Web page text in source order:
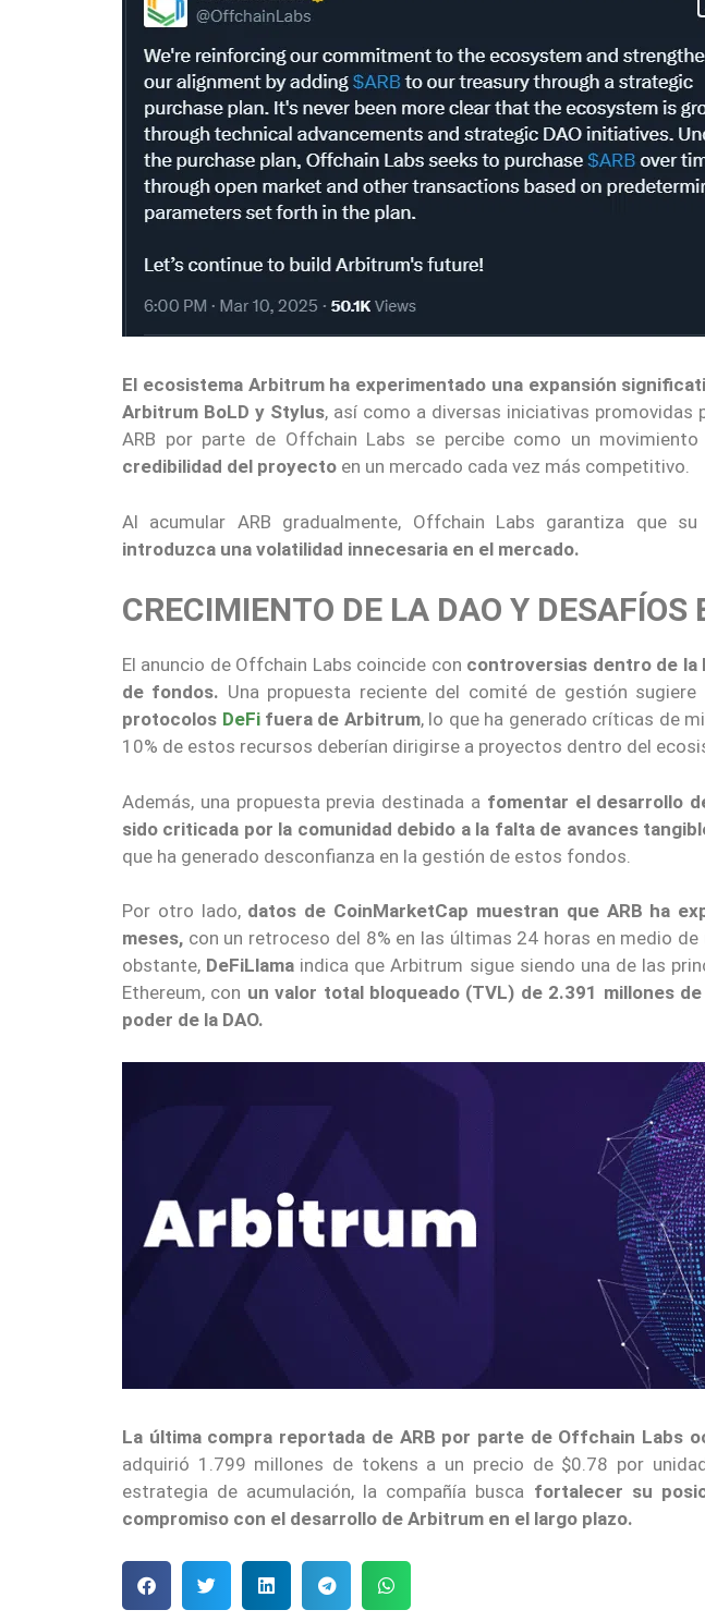
El ecosistema Arbitrum ha experimentado una expansión
Arbitrum BoLD y Stylus, así como a diversas iniciativas promovidas
ARB por parte de Offchain Labs se percibe como un
credibilidad del proyecto en un mercado cada vez más competitivo.
Al acumular ARB gradualmente, Offchain Labs garantiza que
introduzca una volatilidad innecesaria en el mercado.
CRECIMIENTO DE LA DAO Y DESAFÍOS
El anuncio de Offchain Labs coincide con controversias dentro de la
de fondos. Una propuesta reciente del comité de gestión sugiere
protocolos DeFifuera de Arbitrum, lo que ha generado críticas de
10% de estos recursos deberían dirigirse a proyectos dentro del
Además, una propuesta previa destinada a fomentar el desarrollo
sido criticada por la comunidad debido a la falta de avances
que ha generado desconfianza en la gestión de estos fondos.
Por otro lado, datos de CoinMarketCap muestran que ARB ha
meses, con un retroceso del 8% en las últimas 24 horas en medio
obstante, DeFiLlama indica que Arbitrum sigue siendo una de las
Ethereum, con un valor total bloqueado (TVL) de 2.391 millones
poder de la DAO.
La última compra reportada de ARB por parte de Offchain Labs
adquirió 1.799 millones de tokens a un precio de $0.78 por
estrategia de acumulación, la compañía busca fortalecer su
compromiso con el desarrollo de Arbitrum en el largo plazo.